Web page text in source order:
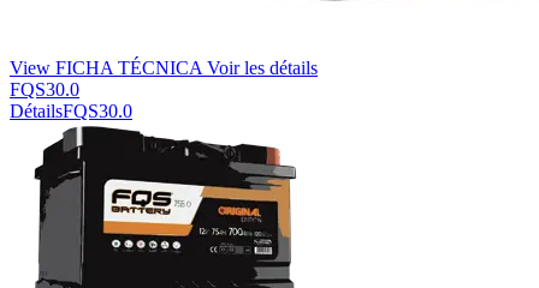
View FICHA TÉCNICA Voir les détails
FQS30.0
DétailsFQS30.0